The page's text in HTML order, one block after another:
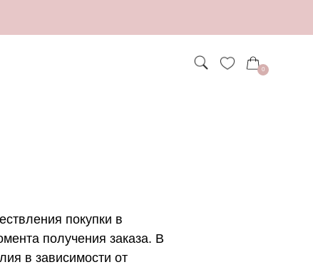
0
покупки в
получения заказа. В
в зависимости от